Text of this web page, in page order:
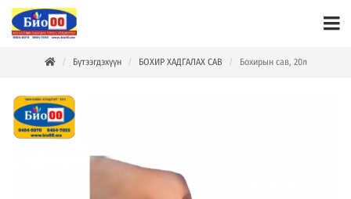
Бүтээгдэхүүн БОХИР ХАДГАЛАХ САВ Бохирын сав, 20л